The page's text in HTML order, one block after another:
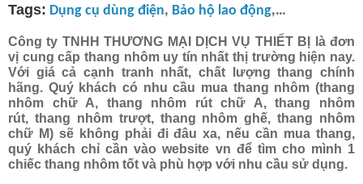
Tags: Dụng cụ dùng điện, Bảo hộ lao động,…
Công ty TNHH THƯƠNG MẠI DỊCH VỤ THIẾT BỊ là đơn
vị cung cấp thang nhôm uy tín nhất thị trường hiện nay.
Với giá cả cạnh tranh nhất, chất lượng thang chính
hãng. Quý khách có nhu cầu mua thang nhôm (thang
nhôm chữ A, thang nhôm rút chữ A,thang nhôm
rút, thang nhôm trượt, thang nhôm ghế,thang nhôm
chữ M) sẽ không phải đi đâu xa, nếu cần mua thang,
quý khách chỉ cần vào website vn để tìm cho mình 1
chiếc thang nhôm tốt và phù hợp với nhu cầu sử dụng.